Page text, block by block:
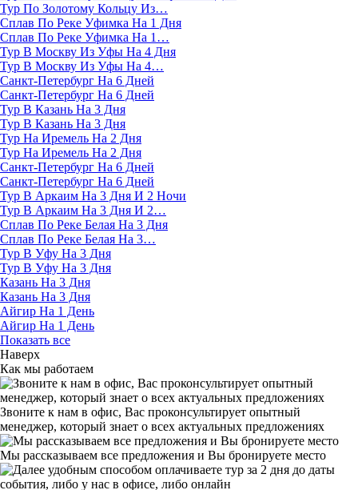
Тур По Золотому Кольцу Из…
Сплав По Реке Уфимка На 1 Дня
Сплав По Реке Уфимка На 1…
Тур В Москву Из Уфы На 4 Дня
Тур В Москву Из Уфы На 4…
Санкт-Петербург На 6 Дней
Санкт-Петербург На 6 Дней
Тур В Казань На 3 Дня
Тур В Казань На 3 Дня
Тур На Иремель На 2 Дня
Тур На Иремель На 2 Дня
Санкт-Петербург На 6 Дней
Санкт-Петербург На 6 Дней
Тур В Аркаим На 3 Дня И 2 Ночи
Тур В Аркаим На 3 Дня И 2…
Сплав По Реке Белая На 3 Дня
Сплав По Реке Белая На 3…
Тур В Уфу На 3 Дня
Тур В Уфу На 3 Дня
Казань На 3 Дня
Казань На 3 Дня
Айгир На 1 День
Айгир На 1 День
Показать все
Наверх
Как мы работаем
Звоните к нам в офис, Вас проконсультирует опытный
менеджер, который знает о всех актуальных предложениях
Мы рассказываем все предложения и Вы бронируете место